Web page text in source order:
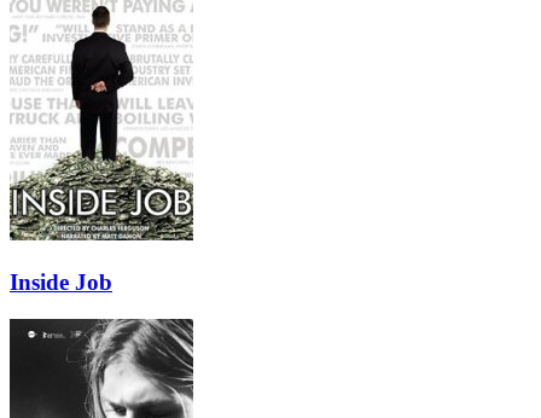
Inside Job